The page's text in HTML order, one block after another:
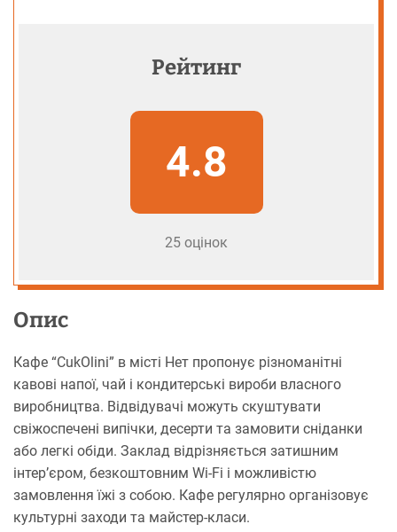
Рейтинг
4.8
25 оцінок
Опис
Кафе “CukOlini” в місті Нет пропонує різноманітні
кавові напої, чай і кондитерські вироби власного
виробництва. Відвідувачі можуть скуштувати
свіжоспечені випічки, десерти та замовити сніданки
або легкі обіди. Заклад відрізняється затишним
інтер’єром, безкоштовним Wi-Fi і можливістю
замовлення їжі з собою. Кафе регулярно організовує
культурні заходи та майстер-класи.